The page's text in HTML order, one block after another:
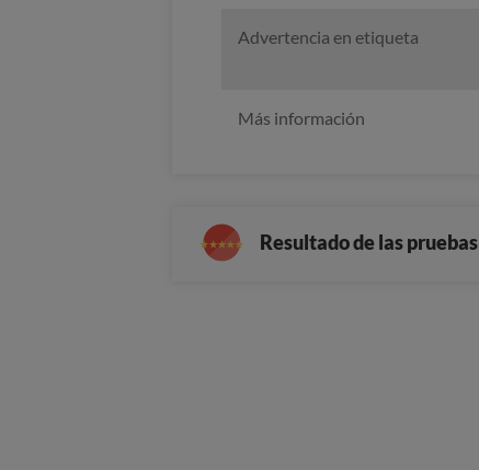
Advertencia en etiqueta
Más información
Resultado de las pruebas